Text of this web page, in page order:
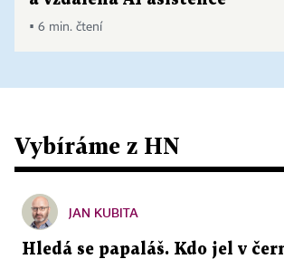
▪ 6 min. čtení
Vybíráme z HN
JAN KUBITA
Hledá se papaláš. Kdo jel v